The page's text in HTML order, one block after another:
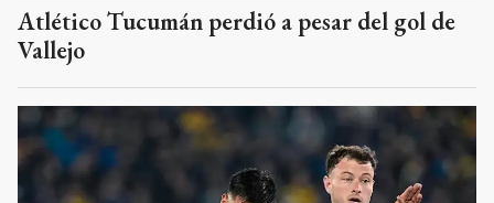
Atlético Tucumán perdió a pesar del gol de
Vallejo